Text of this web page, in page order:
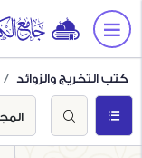
كتب التخريج والزوائد